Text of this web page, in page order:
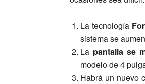
La tecnología
sistema se
La pantalla se
modelo de 4
Habrá un nuevo